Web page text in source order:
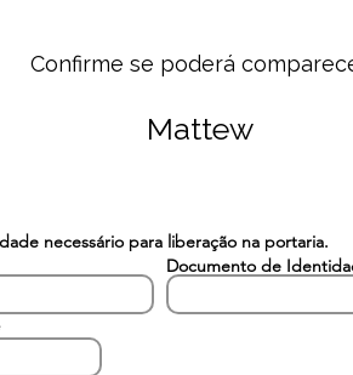
Confirme se poderá
Mattew
necessário para liberação na portaria.
Documento de